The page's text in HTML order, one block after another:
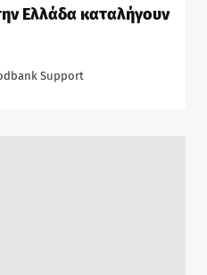
Ελλάδα καταλήγουν
Support